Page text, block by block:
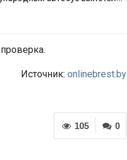
Источник: onlinebrest.by
0
105